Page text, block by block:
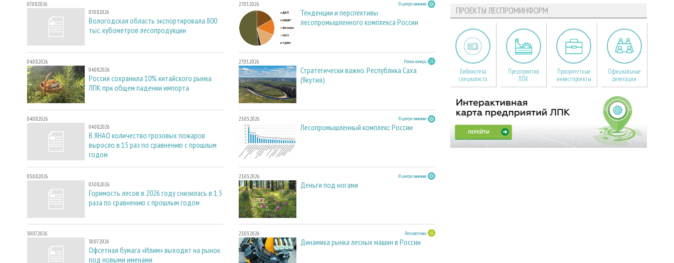
07.08.2026
07.08.2026
Вологодская область экспортировала 800
тыс. кубометров лесопродукции
04.08.2026
04.08.2026
Россия сохранила 10% китайского рынка
ЛПК при общем падении импорта
04.08.2026
04.08.2026
В ЯНАО количество грозовых пожаров
выросло в 15 раз по сравнению с прошлым
годом
03.08.2026
03.08.2026
Горимость лесов в 2026 году снизилась в 1,5
раза по сравнению с прошлым годом
30.07.2026
30.07.2026
Офсетная бумага «Илим» выходит на рынок
под новыми именами
27.05.2026 В центре внимания
Тенденции и перспективы
лесопромышленного комплекса России
27.05.2026 Регион номера
Стратегически важно. Республика Саха
(Якутия)
23.03.2026 В центре внимания
Лесопромышленный комплекс России
23.03.2026 В центре внимания
Деньги под ногами
23.03.2026 Лесозаготовка
Динамика рынка лесных машин в России
ПРОЕКТЫ ЛЕСПРОМИНФОРМ
Библиотека
специалиста
Предприятия
ЛПК
Приоритетные
инвестпроекты
Официальные
делегации